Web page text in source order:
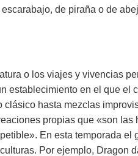
de piraña o de
o los viajes y vivencias
establecimiento en el que el
hasta mezclas
propias que «son las
En esta temporada el
Por ejemplo, Dragon